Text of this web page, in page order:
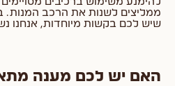
ממליצים לשנות את הרכב המנות.
שיש לכם בקשות מיוחדות, אנחנו
האם יש לכם מענה